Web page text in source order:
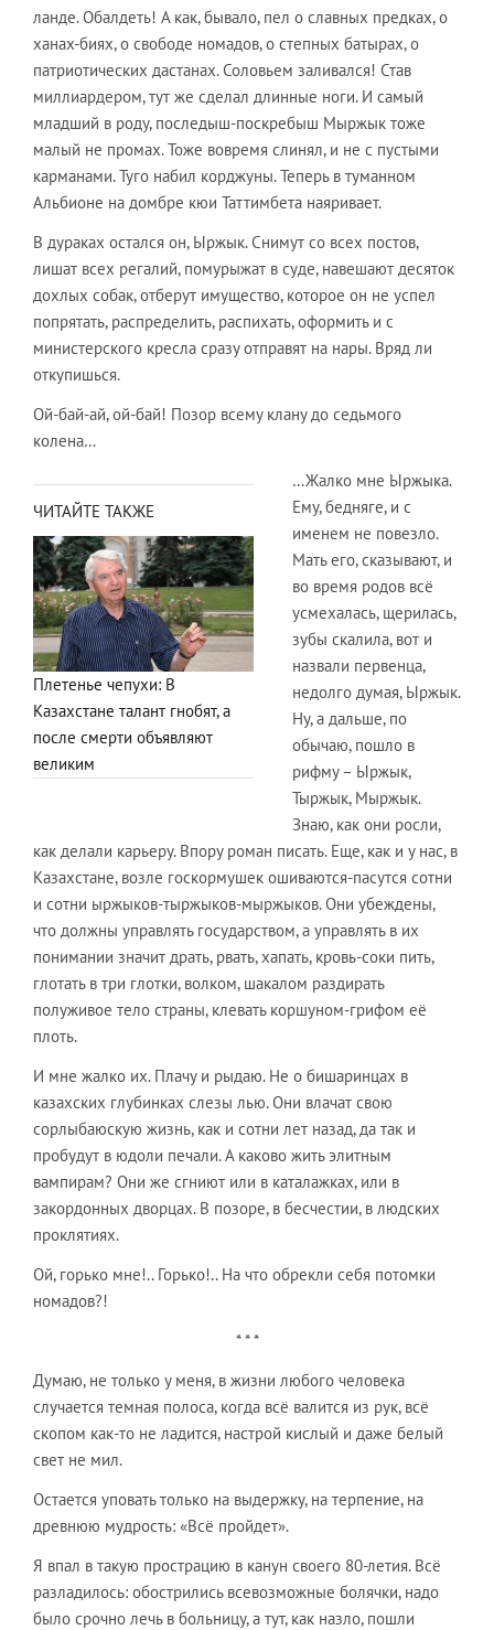
ланде. Обалдеть! А как, бывало, пел о славных предках, о
ханах-биях, о свободе номадов, о степных батырах, о
патриотических дастанах. Соловьем заливался! Став
миллиардером, тут же сделал длинные ноги. И самый
младший в роду, последыш-поскребыш Мыржык тоже
малый не промах. Тоже вовремя слинял, и не с пустыми
карманами. Туго набил корджуны. Теперь в туманном
Альбионе на домбре кюи Таттимбета наяривает.
В дураках остался он, Ыржык. Снимут со всех постов,
лишат всех регалий, помурыжат в суде, навешают десяток
дохлых собак, отберут имущество, которое он не успел
попрятать, распределить, распихать, оформить и с
министерского кресла сразу отправят на нары. Вряд ли
откупишься.
Ой-бай-ай, ой-бай! Позор всему клану до седьмого
колена…
ЧИТАЙТЕ ТАКЖЕ
Плетенье чепухи: В
Казахстане талант гнобят, а
после смерти объявляют
великим
…Жалко мне Ыржыка.
Ему, бедняге, и с
именем не повезло.
Мать его, сказывают, и
во время родов всё
усмехалась, щерилась,
зубы скалила, вот и
назвали первенца,
недолго думая, Ыржык.
Ну, а дальше, по
обычаю, пошло в
рифму – Ыржык,
Тыржык, Мыржык.
Знаю, как они росли,
как делали карьеру. Впору роман писать. Еще, как и у нас, в
Казахстане, возле госкормушек ошиваются-пасутся сотни
и сотни ыржыков-тыржыков-мыржыков. Они убеждены,
что должны управлять государством, а управлять в их
понимании значит драть, рвать, хапать, кровь-соки пить,
глотать в три глотки, волком, шакалом раздирать
полуживое тело страны, клевать коршуном-грифом её
плоть.
И мне жалко их. Плачу и рыдаю. Не о бишаринцах в
казахских глубинках слезы лью. Они влачат свою
сорлыбаюскую жизнь, как и сотни лет назад, да так и
пробудут в юдоли печали. А каково жить элитным
вампирам? Они же сгниют или в каталажках, или в
закордонных дворцах. В позоре, в бесчестии, в людских
проклятиях.
Ой, горько мне!.. Горько!.. На что обрекли себя потомки
номадов?!
* * *
Думаю, не только у меня, в жизни любого человека
случается темная полоса, когда всё валится из рук, всё
скопом как-то не ладится, настрой кислый и даже белый
свет не мил.
Остается уповать только на выдержку, на терпение, на
древнюю мудрость: «Всё пройдет».
Я впал в такую прострацию в канун своего 80-летия. Всё
разладилось: обострились всевозможные болячки, надо
было срочно лечь в больницу, а тут, как назло, пошли